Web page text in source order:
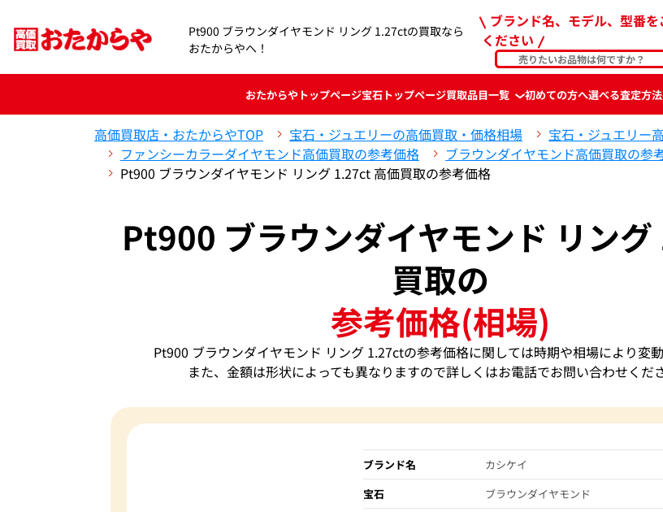
Pt900 ブラウンダイヤモンド リング 1.27ctの買取なら
おたからやへ！
ブランド名、モデル、型番を
ください
おたからやトップページ宝石トップページ買取品目一覧 初めての方へ選べる査定方法
高価買取店・おたからやTOP 宝石・ジュエリーの高価買取・価格相場
宝石・ジュエリー
ファンシーカラーダイヤモンド高価買取の参考価格
ブラウンダイヤモンド高価買取の参
Pt900 ブラウンダイヤモンド リング 1.27ct 高価買取の参考価格
Pt900 ブラウンダイヤモンド リン
買取の
参考価格(相場)
Pt900 ブラウンダイヤモンド リング 1.27ctの参考価格に関しては時期や相場により変動
また、金額は形状によっても異なりますので詳しくはお電話でお問い合わせくだ
ブランド名
カシケイ
宝石
ブラウンダイヤモンド